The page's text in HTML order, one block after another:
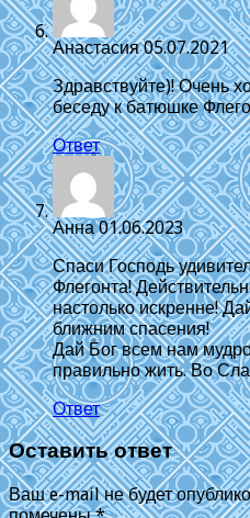
Анастасия 05.07.2021
Здравствуйте)! Очень
беседу к батюшке
Ответ
Анна 01.06.2023
Спаси Господь
Флегонта!
настолько искренне!
ближним спасения!
Дай Бог всем нам
правильно жить. Во
Ответ
Оставить ответ
Ваш e-mail не будет